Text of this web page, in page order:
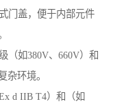
门盖，便于内部元件
（如380V、660V）和
杂环境。
d IIB T4）和（如